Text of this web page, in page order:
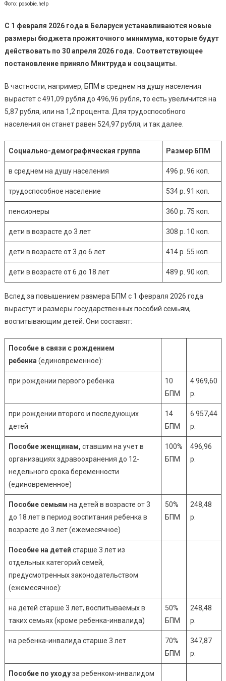
Фото: posobie.help
С 1 февраля 2026 года в Беларуси устанавливаются новые
размеры бюджета прожиточного минимума, которые будут
действовать по 30 апреля 2026 года. Соответствующее
постановление приняло Минтруда и соцзащиты.
В частности, например, БПМ в среднем на душу населения
вырастет с 491,09 рубля до 496,96 рубля, то есть увеличится на
5,87 рубля, или на 1,2 процента. Для трудоспособного
населения он станет равен 524,97 рубля, и так далее.
Социально-демографическая группа Размер БПМ
в среднем на душу населения 496 р. 96 коп.
трудоспособное население 534 р. 91 коп.
пенсионеры 360 р. 75 коп.
дети в возрасте до 3 лет 308 р. 10 коп.
дети в возрасте от 3 до 6 лет 414 р. 55 коп.
дети в возрасте от 6 до 18 лет 489 р. 90 коп.
Вслед за повышением размера БПМ с 1 февраля 2026 года
вырастут и размеры государственных пособий семьям,
воспитывающим детей. Они составят:
Пособие в связи с рождением
ребенка (единовременное):
при рождении первого ребенка
10
БПМ
4 969,60
р.
при рождении второго и последующих
детей
14
БПМ
6 957,44
р.
Пособие женщинам, ставшим на учет в
организациях здравоохранения до 12-
недельного срока беременности
(единовременное)
100%
БПМ
496,96
р.
Пособие семьям на детей в возрасте от 3
до 18 лет в период воспитания ребенка в
возрасте до 3 лет (ежемесячное)
50%
БПМ
248,48
р.
Пособие на детей старше 3 лет из
отдельных категорий семей,
предусмотренных законодательством
(ежемесячное):
на детей старше 3 лет, воспитываемых в
таких семьях (кроме ребенка-инвалида)
50%
БПМ
248,48
р.
на ребенка-инвалида старше 3 лет
70%
БПМ
347,87
р.
Пособие по уходуза ребенком-инвалидом